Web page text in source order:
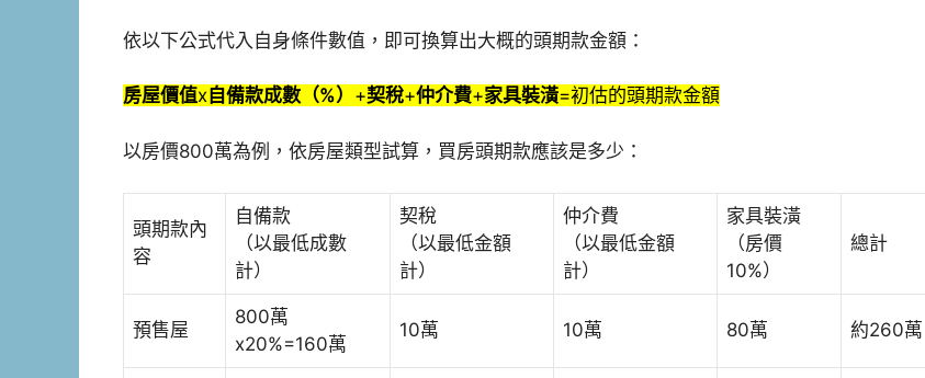
依以下公式代入自身條件數值，即可換算出大概的頭期款金額：
房屋價值x自備款成數（%） +契稅+仲介費+家具裝潢=初估的頭期款金額
以房價800萬為例，依房屋類型試算，買房頭期款應該是多少：
頭期款內
容
自備款
（以最低成數
計）
契稅
（以最低金額
計）
仲介費
（以最低金額
計）
家具裝潢
（房價
10%）
總計
預售屋
800萬
x20%=160萬
10萬 10萬 80萬 約260萬